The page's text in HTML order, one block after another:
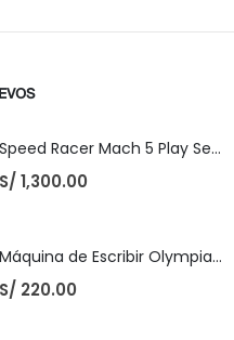
Speed Racer Mach 5 Play Set | ReSaurus 1999 | Meteoro
S/ 1,300.00
Máquina de Escribir Olympia Royal-Brother
S/ 220.00